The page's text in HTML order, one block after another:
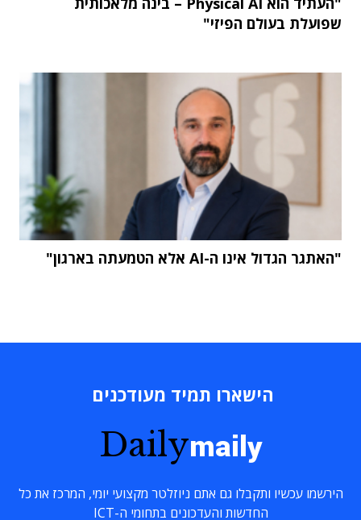
שפועלת בעולם הפיזי"
"האתגר הגדול אינו ה-AI אלא הטמעתה בארגון"
הישארו תמיד מעודכנים
Dailymaily
הירשמו עכשיו ותקבלו גם אתם ניוזלטר מקצועי יומי, המרכז את כל
החדשות והעדכונים בתחומי ה-ICT